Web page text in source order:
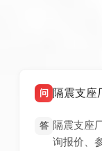
问 隔震支座
答 隔震支座
询报价、